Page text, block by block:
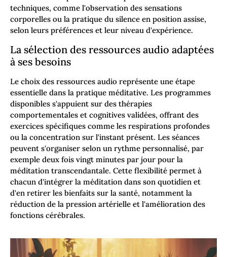
techniques, comme l'observation des sensations
corporelles ou la pratique du silence en position assise,
selon leurs préférences et leur niveau d'expérience.
La sélection des ressources audio adaptées
à ses besoins
Le choix des ressources audio représente une étape
essentielle dans la pratique méditative. Les programmes
disponibles s'appuient sur des thérapies
comportementales et cognitives validées, offrant des
exercices spécifiques comme les respirations profondes
ou la concentration sur l'instant présent. Les séances
peuvent s'organiser selon un rythme personnalisé, par
exemple deux fois vingt minutes par jour pour la
méditation transcendantale. Cette flexibilité permet à
chacun d'intégrer la méditation dans son quotidien et
d'en retirer les bienfaits sur la santé, notamment la
réduction de la pression artérielle et l'amélioration des
fonctions cérébrales.